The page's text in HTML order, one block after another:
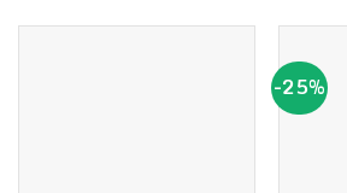
13,800,000 VND.
-25%